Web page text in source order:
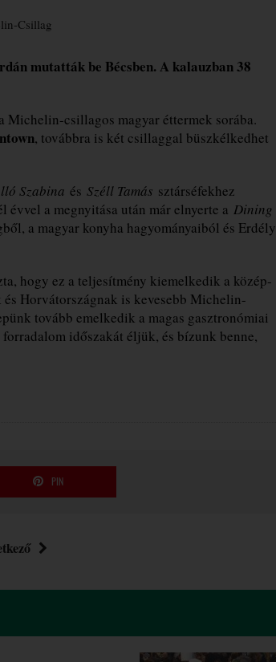
Csillag
mutatták be Bécsben. A kalauzban 38
Michelin-csillagos magyar éttermek sorába.
, továbbra is két csillaggal büszkélkedhet
Szabina és Széll Tamás sztárséfekhez
a megnyitása után már elnyerte a Dining
a magyar konyha hagyományaiból és Erdély
hogy ez a teljesítmény kiemelkedik a közép-
Horvátországnak is kevesebb Michelin-
tovább emelkedik a magas gasztronómiai
időszakát éljük, és bízunk benne,
PIN